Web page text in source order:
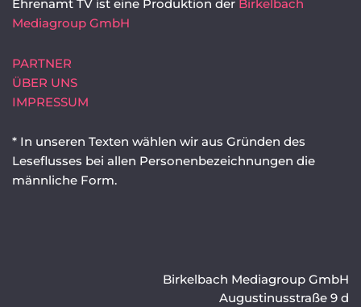
Ehrenamt TV ist eine Produktion der Birkelbach
Mediagroup GmbH
PARTNER
ÜBER UNS
IMPRESSUM
* In unseren Texten wählen wir aus Gründen des
Leseflusses bei allen Personenbezeichnungen die
männliche Form.
Birkelbach Mediagroup GmbH
Augustinusstraße 9 d